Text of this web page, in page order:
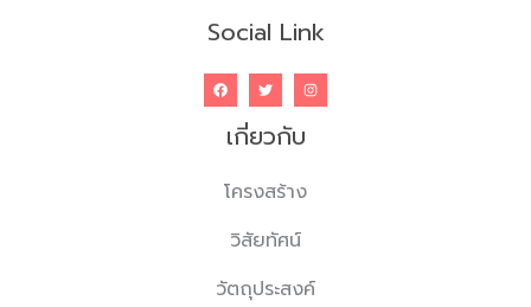
Social Link
เกี่ยวกับ
โครงสร้าง
วิสัยทัศน์
วัตถุประสงค์